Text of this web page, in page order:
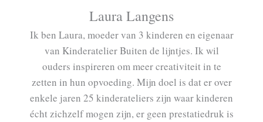
Laura Langens
Ik ben Laura, moeder van 3 kinderen en eigenaar
van Kinderatelier Buiten de lijntjes. Ik wil
ouders inspireren om meer creativiteit in te
zetten in hun opvoeding. Mijn doel is dat er over
enkele jaren 25 kinderateliers zijn waar kinderen
écht zichzelf mogen zijn, er geen prestatiedruk is